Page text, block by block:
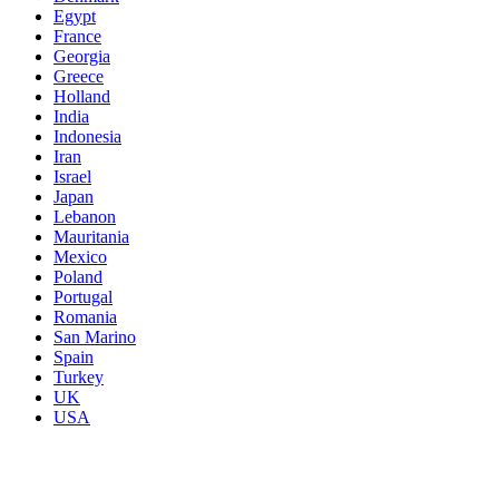
Egypt
France
Georgia
Greece
Holland
India
Indonesia
Iran
Israel
Japan
Lebanon
Mauritania
Mexico
Poland
Portugal
Romania
San Marino
Spain
Turkey
UK
USA